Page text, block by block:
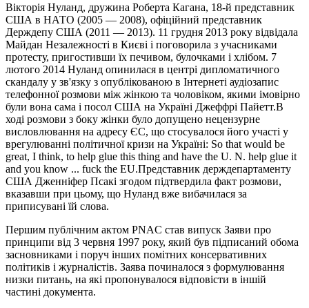
Вікторія Нуланд, дружина Роберта Кагана, 18-й представник
США в НАТО (2005 — 2008), офіційний представник
Держдепу США (2011 — 2013). 11 грудня 2013 року відвідала
Майдан Незалежності в Києві і поговорила з учасниками
протесту, пригостивши їх печивом, булочками і хлібом. 7
лютого 2014 Нуланд опинилася в центрі дипломатичного
скандалу у зв'язку з опублікованою в Інтернеті аудіозапис
телефонної розмови між жінкою та чоловіком, якими імовірно
були вона сама і посол США на Україні Джеффрі Пайетт.В
ході розмови з боку жінки було допущено нецензурне
висловлювання на адресу ЄС, що стосувалося його участі у
врегулюванні політичної кризи на Україні: So that would be
great, I think, to help glue this thing and have the U. N. help glue it
and you know ... fuck the EU.Представник держдепартаменту
США Дженніфер Псакі згодом підтвердила факт розмови,
вказавши при цьому, що Нуланд вже вибачилася за
приписувані їй слова.
Першим публічним актом PNAC став випуск Заяви про
принципи від 3 червня 1997 року, який був підписаний обома
засновниками і поруч інших помітних консервативних
політиків і журналістів. Заява починалося з формулювання
низки питань, на які пропонувалося відповісти в іншій
частині документа.